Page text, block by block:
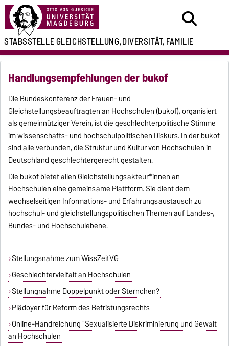
STABSSTELLEGLEICHSTELLUNG,DIVERSITÄT, FAMILIE
Handlungsempfehlungen der bukof
Die Bundeskonferenz der Frauen- und
Gleichstellungsbeauftragten an Hochschulen (bukof), organisiert
als gemeinnütziger Verein, ist die geschlechterpolitische Stimme
im wissenschafts- und hochschulpolitischen Diskurs. In der bukof
sind alle verbunden, die Struktur und Kultur von Hochschulen in
Deutschland geschlechtergerecht gestalten.
Die bukof bietet allen Gleichstellungsakteur*innen an
Hochschulen eine gemeinsame Plattform. Sie dient dem
wechselseitigen Informations- und Erfahrungsaustausch zu
hochschul- und gleichstellungspolitischen Themen auf Landes-,
Bundes- und Hochschulebene.
Stellungsnahme zum WissZeitVG
Geschlechtervielfalt an Hochschulen
Stellungnahme Doppelpunkt oder Sternchen?
Plädoyer für Reform des Befristungsrechts
Online-Handreichung "Sexualisierte Diskriminierung und Gewalt
an Hochschulen